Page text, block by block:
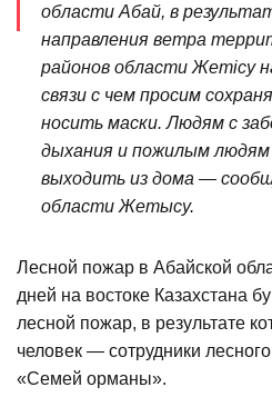
области Абай, в
направления ветра
районов области Жетісу
связи с чем просим
носить маски. Людям с
дыхания и пожилым людям
выходить из дома —
области Жетысу.
Лесной пожар в Абайской
дней на востоке Казахстана
лесной пожар, в результате
человек — сотрудники
«Семей орманы».